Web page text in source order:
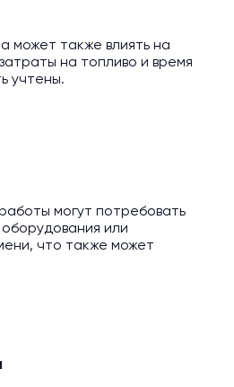
может также влиять на
на топливо и время
учтены.
могут потребовать
или
что также может